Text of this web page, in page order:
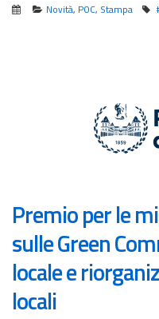
Novità, POC, Stampa
Premio per le
sulle Green
locale e
locali